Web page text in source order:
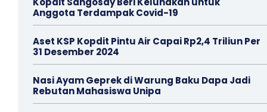
Anggota Terdampak Covid-19
Aset KSP Kopdit Pintu Air Capai Rp2,4 Triliun Per
31 Desember 2024
Nasi Ayam Geprek di Warung Baku Dapa Jadi
Rebutan Mahasiswa Unipa